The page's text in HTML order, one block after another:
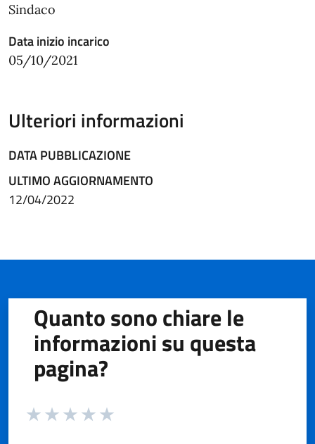
Sindaco
Data inizio incarico
05/10/2021
Ulteriori informazioni
DATA PUBBLICAZIONE
ULTIMO AGGIORNAMENTO
12/04/2022
Quanto sono chiare le
informazioni su questa
pagina?
Valuta da 1 a 5 stelle la pagina